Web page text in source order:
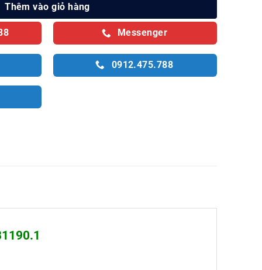
Thêm vào giỏ hàng
Messenger
0912.475.788